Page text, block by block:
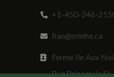
+1-450-246-
fian@miehe.ca
Ferme Ile Aux
Rue Principale St.